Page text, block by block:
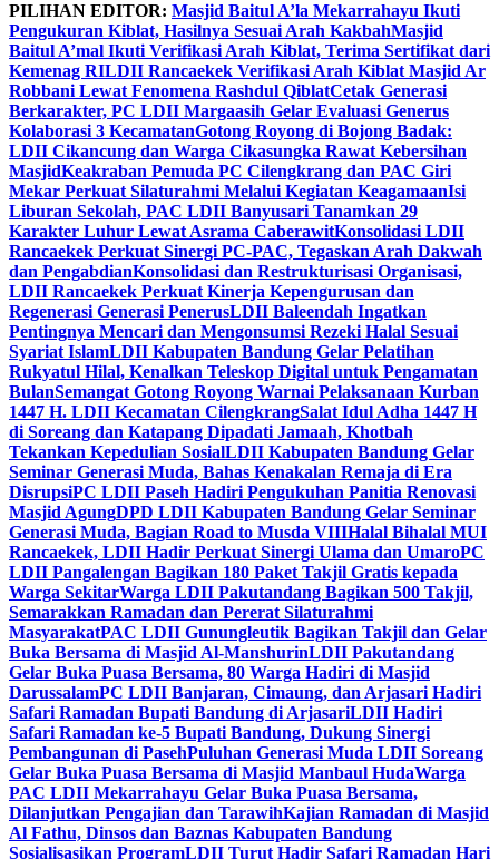
PILIHAN EDITOR: Masjid Baitul A’la Mekarrahayu Ikuti
Pengukuran Kiblat, Hasilnya Sesuai Arah KakbahMasjid
Baitul A’mal Ikuti Verifikasi Arah Kiblat, Terima Sertifikat dari
Kemenag RILDII Rancaekek Verifikasi Arah Kiblat Masjid Ar
Robbani Lewat Fenomena Rashdul QiblatCetak Generasi
Berkarakter, PC LDII Margaasih Gelar Evaluasi Generus
Kolaborasi 3 KecamatanGotong Royong di Bojong Badak:
LDII Cikancung dan Warga Cikasungka Rawat Kebersihan
MasjidKeakraban Pemuda PC Cilengkrang dan PAC Giri
Mekar Perkuat Silaturahmi Melalui Kegiatan KeagamaanIsi
Liburan Sekolah, PAC LDII Banyusari Tanamkan 29
Karakter Luhur Lewat Asrama CaberawitKonsolidasi LDII
Rancaekek Perkuat Sinergi PC-PAC, Tegaskan Arah Dakwah
dan PengabdianKonsolidasi dan Restrukturisasi Organisasi,
LDII Rancaekek Perkuat Kinerja Kepengurusan dan
Regenerasi Generasi PenerusLDII Baleendah Ingatkan
Pentingnya Mencari dan Mengonsumsi Rezeki Halal Sesuai
Syariat IslamLDII Kabupaten Bandung Gelar Pelatihan
Rukyatul Hilal, Kenalkan Teleskop Digital untuk Pengamatan
BulanSemangat Gotong Royong Warnai Pelaksanaan Kurban
1447 H. LDII Kecamatan CilengkrangSalat Idul Adha 1447 H
di Soreang dan Katapang Dipadati Jamaah, Khotbah
Tekankan Kepedulian SosialLDII Kabupaten Bandung Gelar
Seminar Generasi Muda, Bahas Kenakalan Remaja di Era
DisrupsiPC LDII Paseh Hadiri Pengukuhan Panitia Renovasi
Masjid AgungDPD LDII Kabupaten Bandung Gelar Seminar
Generasi Muda, Bagian Road to Musda VIIIHalal Bihalal MUI
Rancaekek, LDII Hadir Perkuat Sinergi Ulama dan UmaroPC
LDII Pangalengan Bagikan 180 Paket Takjil Gratis kepada
Warga SekitarWarga LDII Pakutandang Bagikan 500 Takjil,
Semarakkan Ramadan dan Pererat Silaturahmi
MasyarakatPAC LDII Gunungleutik Bagikan Takjil dan Gelar
Buka Bersama di Masjid Al-ManshurinLDII Pakutandang
Gelar Buka Puasa Bersama, 80 Warga Hadiri di Masjid
DarussalamPC LDII Banjaran, Cimaung, dan Arjasari Hadiri
Safari Ramadan Bupati Bandung di ArjasariLDII Hadiri
Safari Ramadan ke-5 Bupati Bandung, Dukung Sinergi
Pembangunan di PasehPuluhan Generasi Muda LDII Soreang
Gelar Buka Puasa Bersama di Masjid Manbaul HudaWarga
PAC LDII Mekarrahayu Gelar Buka Puasa Bersama,
Dilanjutkan Pengajian dan TarawihKajian Ramadan di Masjid
Al Fathu, Dinsos dan Baznas Kabupaten Bandung
Sosialisasikan ProgramLDII Turut Hadir Safari Ramadan Hari